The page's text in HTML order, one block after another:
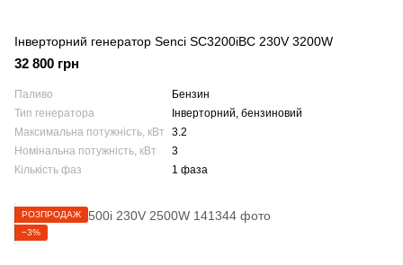
Інверторний генератор Senci SC3200iBC 230V 3200W
32 800 грн
Паливо
Бензин
Тип генератора
Інверторний, бензиновий
Максимальна потужність, кВт
3.2
Номінальна потужність, кВт
3
Кількість фаз
1 фаза
РОЗПРОДАЖ
−3%